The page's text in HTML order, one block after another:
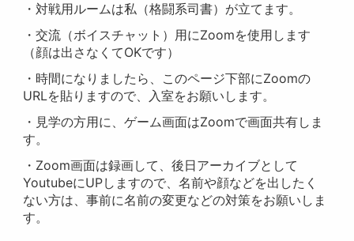
・対戦用ルームは私（格闘系司書）が立てます。
・交流（ボイスチャット）用にZoomを使用します
（顔は出さなくてOKです）
・時間になりましたら、このページ下部にZoomの
URLを貼りますので、入室をお願いします。
・見学の方用に、ゲーム画面はZoomで画面共有しま
す。
・Zoom画面は録画して、後日アーカイブとして
YoutubeにUPしますので、名前や顔などを出したく
ない方は、事前に名前の変更などの対策をお願いしま
す。